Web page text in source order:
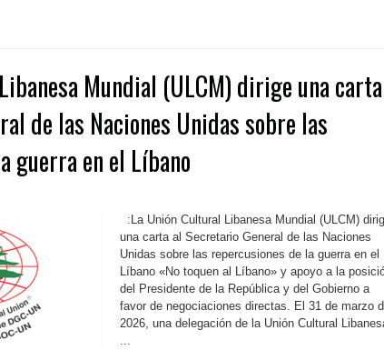
Mundial (ULCM) dirige una carta
de las Naciones Unidas sobre las
guerra en el Líbano
:La Unión Cultural Libanesa Mundial (ULCM)
una carta al Secretario General de las Naciones
Unidas sobre las repercusiones de la guerra en el
Líbano «No toquen al Líbano» y apoyo a la
del Presidente de la República y del Gobierno a
favor de negociaciones directas. El 31 de marzo
2026, una delegación de la Unión Cultural
...